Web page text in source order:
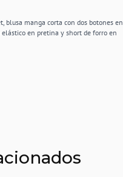
blusa manga corta con dos botones en
en pretina y short de forro en